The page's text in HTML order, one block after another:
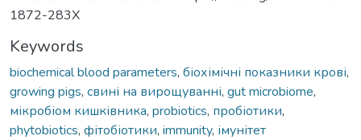
1872-283Х
Keywords
biochemical blood parameters, біохімічні показники крові,
growing pigs, свині на вирощуванні, gut microbiome,
мікробіом кишківника, probiotics, пробіотики,
phytobiotics, фітобіотики, immunity, імунітет